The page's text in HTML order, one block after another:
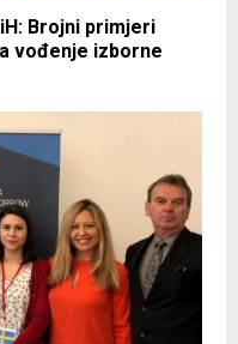
Brojni primjeri
vođenje izborne